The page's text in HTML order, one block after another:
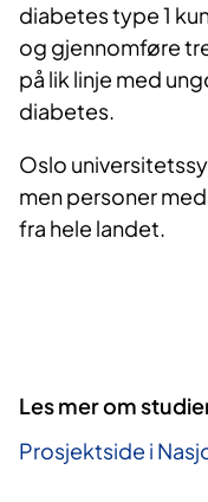
diabetes type 1
og gjennomføre
på lik linje med
diabetes.
Oslo
men personer
fra hele landet.
Les mer om
Prosjektside i